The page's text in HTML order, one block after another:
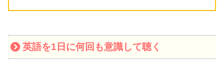
英語を1日に何回も意識して聴く